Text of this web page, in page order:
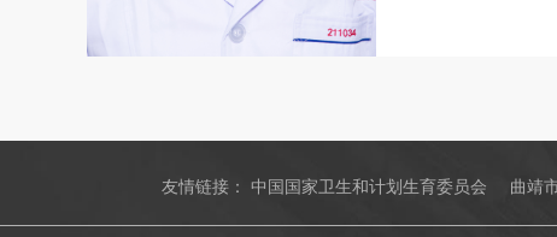
友情链接：中国国家卫生和计划生育委员会 曲靖